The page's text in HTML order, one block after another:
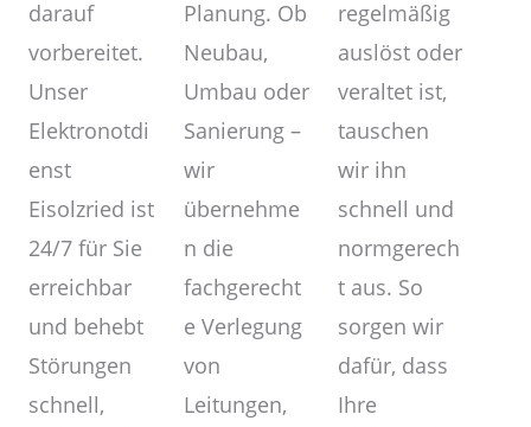
darauf
vorbereitet.
Unser
Elektronotdi
enst
Eisolzried ist
24/7 für Sie
erreichbar
und behebt
Störungen
schnell,
Planung. Ob
Neubau,
Umbau oder
Sanierung –
wir
übernehme
n die
fachgerecht
e Verlegung
von
Leitungen,
regelmäßig
auslöst oder
veraltet ist,
tauschen
wir ihn
schnell und
normgerech
t aus. So
sorgen wir
dafür, dass
Ihre